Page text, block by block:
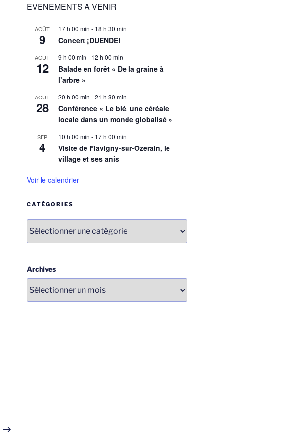
EVENEMENTS A VENIR
AOÛT
9
17 h 00 min - 18 h 30 min
Concert ¡DUENDE!
AOÛT
12
9 h 00 min - 12 h 00 min
Balade en forêt « De la graine à
l’arbre »
AOÛT
28
20 h 00 min -21 h 30 min
Conférence « Le blé, une céréale
locale dans un monde globalisé »
SEP
4
10 h 00 min - 17 h 00 min
Visite de Flavigny-sur-Ozerain, le
village et ses anis
Voir le calendrier
CATÉGORIES
Archives